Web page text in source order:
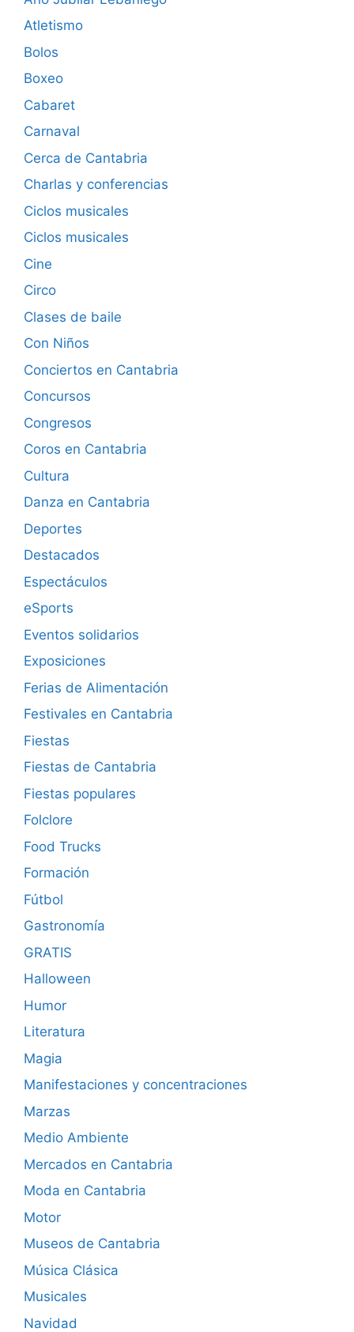
Atletismo
Bolos
Boxeo
Cabaret
Carnaval
Cerca de Cantabria
Charlas y conferencias
Ciclos musicales
Ciclos musicales
Cine
Circo
Clases de baile
Con Niños
Conciertos en Cantabria
Concursos
Congresos
Coros en Cantabria
Cultura
Danza en Cantabria
Deportes
Destacados
Espectáculos
eSports
Eventos solidarios
Exposiciones
Ferias de Alimentación
Festivales en Cantabria
Fiestas
Fiestas de Cantabria
Fiestas populares
Folclore
Food Trucks
Formación
Fútbol
Gastronomía
GRATIS
Halloween
Humor
Literatura
Magia
Manifestaciones y concentraciones
Marzas
Medio Ambiente
Mercados en Cantabria
Moda en Cantabria
Motor
Museos de Cantabria
Música Clásica
Musicales
Navidad